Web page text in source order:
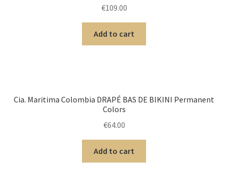
€109.00
Add to cart
Cia. Maritima Colombia DRAPÉ BAS DE BIKINI Permanent
Colors
€64.00
Add to cart